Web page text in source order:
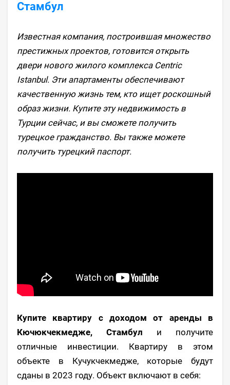
Стамбул
Известная компания, построившая множество
престижных проектов, готовится открыть
двери нового жилого комплекса Centric
Istanbul. Эти апартаменты обеспечивают
качественную жизнь тем, кто ищет роскошный
образ жизни. Купите эту недвижимость в
Турции сейчас, и вы сможете получить
турецкое гражданство. Вы также можете
получить турецкий паспорт.
Купите квартиру с доходом от аренды в
Кючюкчекмедже, Стамбул и получите
отличные инвестиции. Квартиру в этом
объекте в Кучукчекмедже, которые будут
сданы в 2023 году. Объект включают в себя: